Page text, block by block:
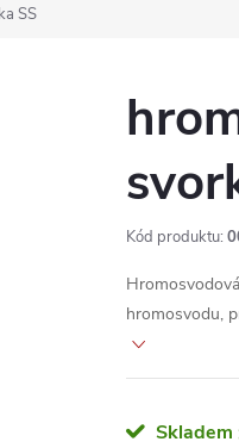
SS
Kód produktu:
hromosvodu,
Skladem